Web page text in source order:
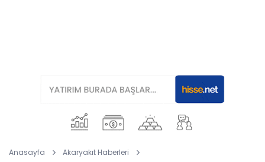
Anasayfa Akaryakıt Haberleri